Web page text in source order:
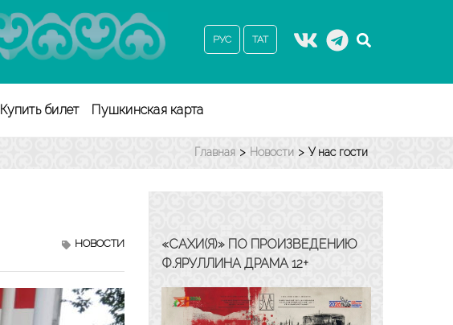
РУС ТАТ
Купить билет Пушкинская карта
Главная > Новости > У нас гости
НОВОСТИ
«САХИ(Я)» ПО ПРОИЗВЕДЕНИЮ
Ф.ЯРУЛЛИНА ДРАМА 12+